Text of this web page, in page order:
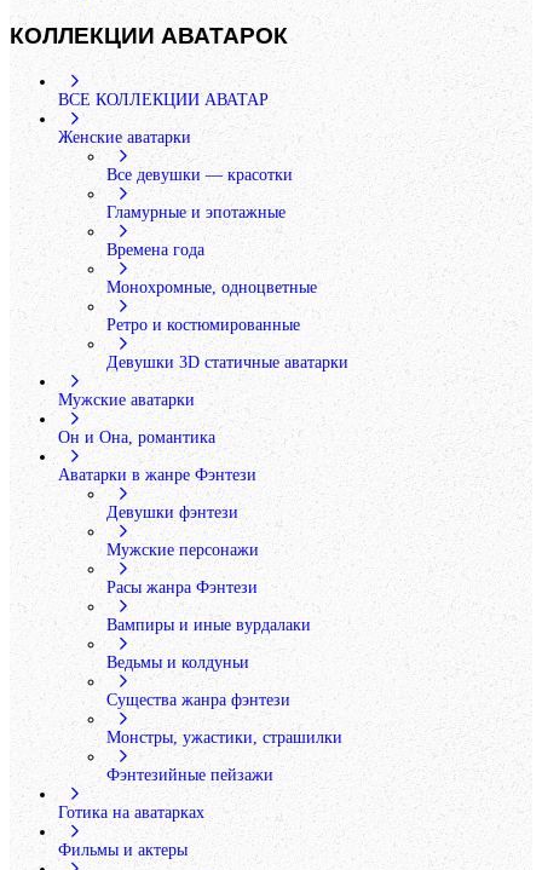
КОЛЛЕКЦИИ АВАТАРОК
ВСЕ КОЛЛЕКЦИИ АВАТАР
Женские аватарки
Все девушки — красотки
Гламурные и эпотажные
Времена года
Монохромные, одноцветные
Ретро и костюмированные
Девушки 3D статичные аватарки
Мужские аватарки
Он и Она, романтика
Аватарки в жанре Фэнтези
Девушки фэнтези
Мужские персонажи
Расы жанра Фэнтези
Вампиры и иные вурдалаки
Ведьмы и колдуньи
Существа жанра фэнтези
Монстры, ужастики, страшилки
Фэнтезийные пейзажи
Готика на аватарках
Фильмы и актеры